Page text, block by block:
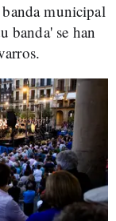
banda municipal
banda' se han